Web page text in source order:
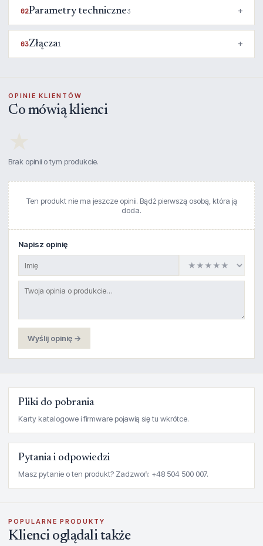
02Parametry techniczne3
03Złącza1
OPINIE KLIENTÓW
Co mówią klienci
Brak opinii o tym produkcie.
Ten produkt nie ma jeszcze opinii. Bądź pierwszą osobą, która ją
doda.
Napisz opinię
Wyślij opinię →
Pliki do pobrania
Karty katalogowe i firmware pojawią się tu wkrótce.
Pytania i odpowiedzi
Masz pytanie o ten produkt? Zadzwoń: +48 504 500 007.
POPULARNE PRODUKTY
Klienci oglądali także